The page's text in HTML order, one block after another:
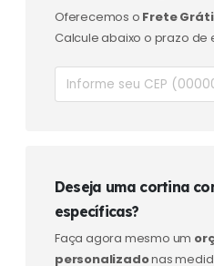
Oferecemos o Frete
Calcule abaixo o prazo de
Deseja uma cortina
específicas?
Faça agora mesmo um
personalizadonas